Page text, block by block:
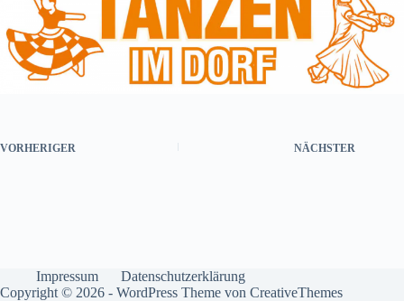
VORHERIGER NÄCHSTER
Impressum
Datenschutzerklärung
Copyright © 2026 - WordPress Theme von CreativeThemes